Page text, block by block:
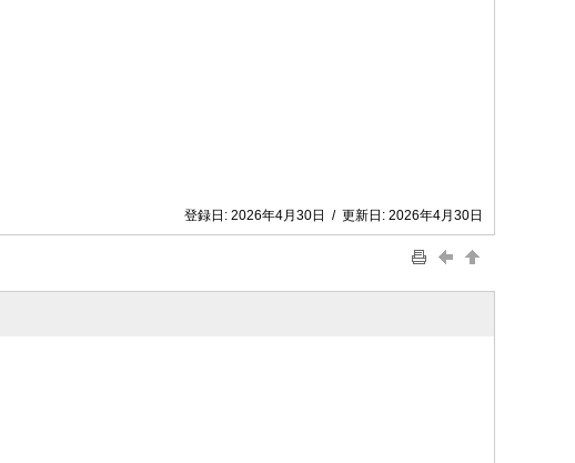
登録日: 2026年4月30日 / 更新日: 2026年4月30日